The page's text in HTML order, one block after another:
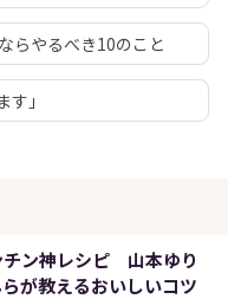
らやるべき10のこと
」
ン神レシピ 山本ゆり
が教えるおいしいコツ